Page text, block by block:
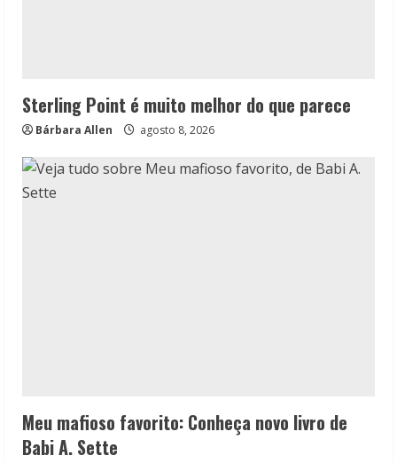
Sterling Point é muito melhor do que parece
Bárbara Allen agosto 8, 2026
Meu mafioso favorito: Conheça novo livro de
Babi A. Sette